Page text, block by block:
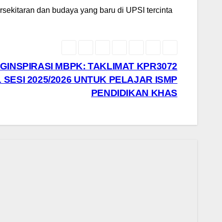
dan budaya yang baru di UPSI tercinta
MBPK: TAKLIMAT KPR3072
SESI 2025/2026 UNTUK PELAJAR ISMP
PENDIDIKAN KHAS